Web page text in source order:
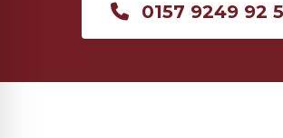
0157 9249 92